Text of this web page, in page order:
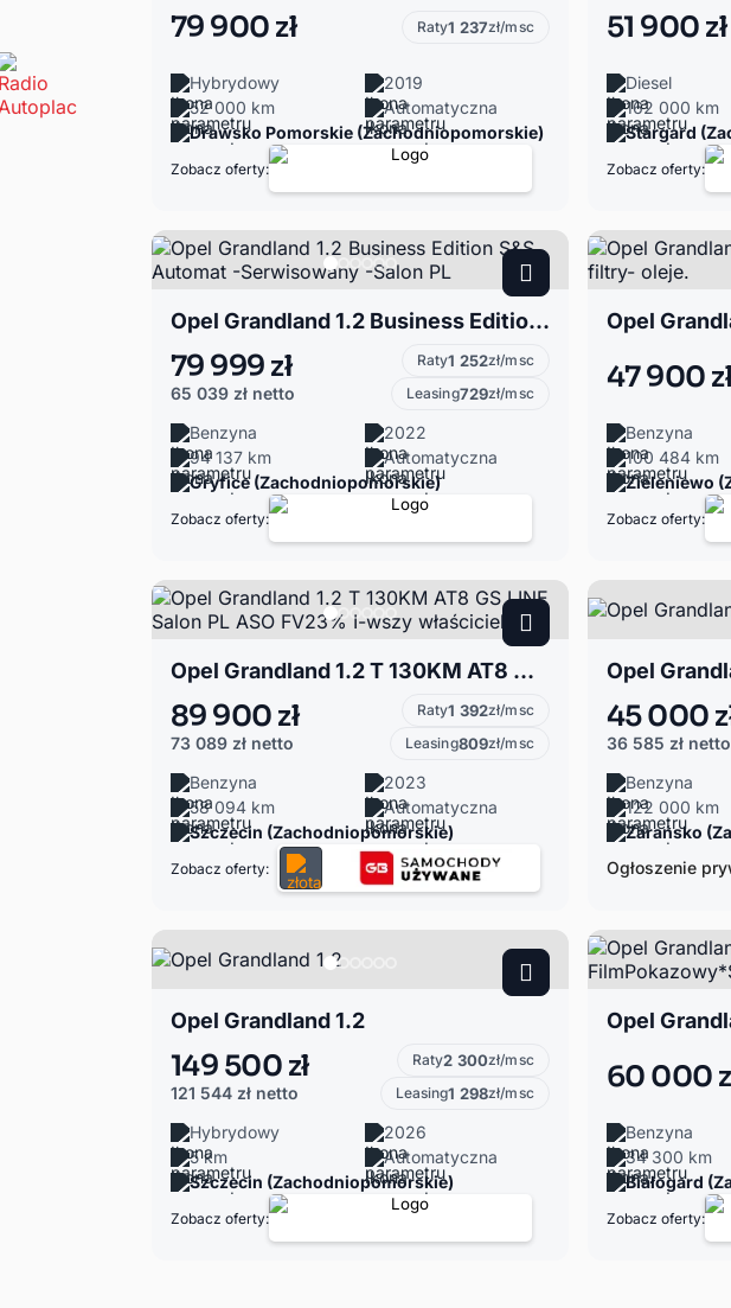
79 900 zł Raty1 237zł/msc
Hybrydowy
2019
52 000 km
Automatyczna
Drawsko Pomorskie (Zachodniopomorskie)
Zobacz oferty:
51 900 zł
Diesel
162 000 km
Stargard
Zobacz oferty:
Opel Grandland 1.2 Business Edition S&S Automat -Serwisowany -Salon PL
79 999 zł
65 039 zł netto
Raty1 252zł/msc
Leasing729zł/msc
Benzyna
2022
94 137 km
Automatyczna
Gryfice (Zachodniopomorskie)
Zobacz oferty:
47 900
Benzyna
100 484 km
Zieleniewo
Zobacz oferty:
Opel Grandland 1.2 T 130KM AT8 GS LINE Salon PL ASO FV23% I-wszy właściciel
89 900 zł
73 089 zł netto
Raty1 392zł/msc
Leasing809zł/msc
Benzyna
2023
58 094 km
Automatyczna
Szczecin (Zachodniopomorskie)
Zobacz oferty:
Opel
45 000
36 585 zł netto
Benzyna
122 000 km
Zarańsko
Ogłoszenie
Opel Grandland 1.2
149 500 zł
121 544 zł netto
Raty2 300zł/msc
Leasing1 298zł/msc
Hybrydowy
2026
5 km
Automatyczna
Szczecin (Zachodniopomorskie)
Zobacz oferty:
60 000
Benzyna
34 300 km
Białogard
Zobacz oferty: